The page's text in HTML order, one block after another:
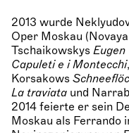
2013 wurde
Oper Moskau
Tschaikowskys Eugen
Capuleti e i Montecchi
Korsakows
La traviata und
2014 feierte er sein
Moskau als Ferrando